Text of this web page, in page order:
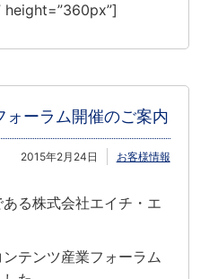
ォーラム開催のご案内
2015年2月24日 お客様情報
る株式会社エイチ・エ
テンツ産業フォーラム